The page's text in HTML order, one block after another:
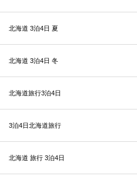
北海道 3泊4日 夏
北海道 3泊4日 冬
北海道旅行3泊4日
3泊4日北海道旅行
北海道 旅行 3泊4日